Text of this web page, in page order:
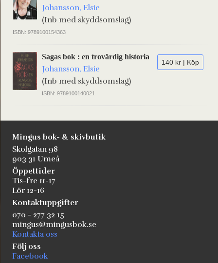
Johansson, Elsie
(Inb med skyddsomslag)
ISBN: 9789100154363
140 kr | Köp
Sagas bok : en trovärdig historia
Johansson, Elsie
(Inb med skyddsomslag)
ISBN: 9789100140021
Mingus bok- & skivbutik
Skolgatan 98
903 31 Umeå
Öppettider
Tis-fre 11-17
Lör 12-16
Kontaktuppgifter
070 - 277 32 15
mingus@mingusbok.se
Kontakta oss
Följ oss
Facebook